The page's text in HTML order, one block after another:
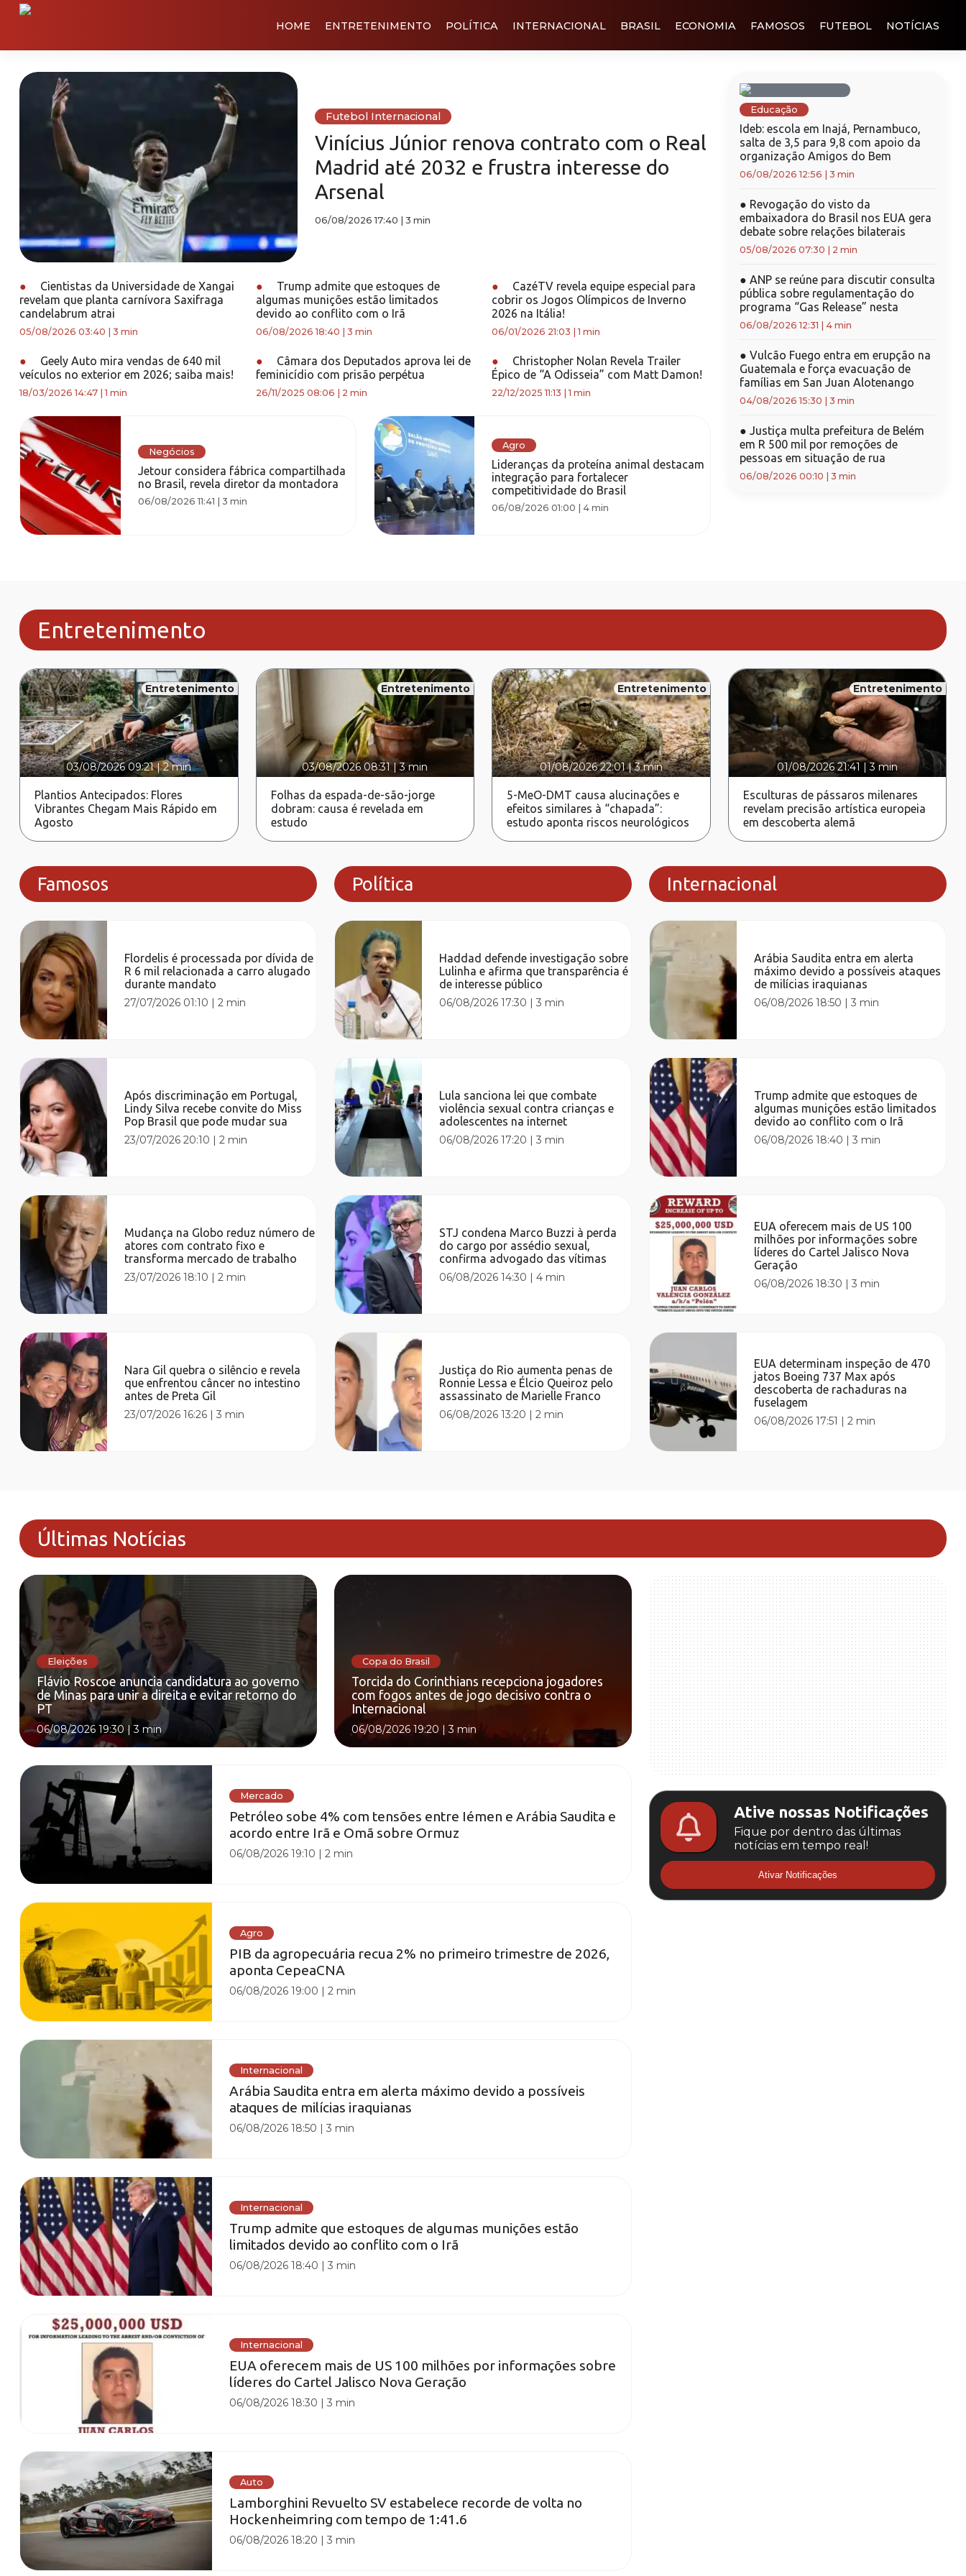
HOME ENTRETENIMENTO POLÍTICA INTERNACIONAL BRASIL ECONOMIA FAMOSOS FUTEBOL NOTÍCIAS
Futebol Internacional
Vinícius Júnior renova contrato com o Real
Madrid até 2032 e frustra interesse do
Arsenal
06/08/2026 17:40 3 min
●
Cientistas da Universidade de Xangai
revelam que planta carnívora Saxifraga
candelabrum atrai
05/08/2026 03:40 3 min
●
Trump admite que estoques de
algumas munições estão limitados
devido ao conflito com o Irã
06/08/2026 18:40 3 min
●
CazéTV revela equipe especial para
cobrir os Jogos Olímpicos de Inverno
2026 na Itália!
06/01/2026 21:03 |1 min
●
Geely Auto mira vendas de 640 mil
veículos no exterior em 2026; saiba mais!
18/03/2026 14:47 |1 min
●
Câmara dos Deputados aprova lei de
feminicídio com prisão perpétua
26/11/2025 08:06 2 min
●
Christopher Nolan Revela Trailer
Épico de “A Odisseia” com Matt Damon!
22/12/2025 11:13 |1 min
Negócios
Jetour considera fábrica compartilhada
no Brasil, revela diretor da montadora
06/08/2026 11:41 | 3 min
Agro
Lideranças da proteína animal destacam
integração para fortalecer
competitividade do Brasil
06/08/2026 01:00 |4 min
Educação
Ideb: escola em Inajá, Pernambuco,
salta de 3,5 para 9,8 com apoio da
organização Amigos do Bem
06/08/2026 12:56 3 min
● Revogação do visto da
embaixadora do Brasil nos EUA gera
debate sobre relações bilaterais
05/08/2026 07:30 2 min
● ANP se reúne para discutir consulta
pública sobre regulamentação do
programa “Gas Release” nesta
06/08/2026 12:31 4 min
● Vulcão Fuego entra em erupção na
Guatemala e força evacuação de
famílias em San Juan Alotenango
04/08/2026 15:30 3 min
● Justiça multa prefeitura de Belém
em R 500 mil por remoções de
pessoas em situação de rua
06/08/2026 00:10 3 min
Entretenimento
Entretenimento
03/08/2026 09:21|2 min
Plantios Antecipados: Flores
Vibrantes Chegam Mais Rápido em
Agosto
Entretenimento
03/08/2026 08:31|3 min
Folhas da espada-de-são-jorge
dobram: causa é revelada em
estudo
Entretenimento
01/08/2026 22:01|3 min
5-MeO-DMT causa alucinações e
efeitos similares à “chapada”:
estudo aponta riscos neurológicos
Entretenimento
01/08/2026 21:41 |3 min
Esculturas de pássaros milenares
revelam precisão artística europeia
em descoberta alemã
Famosos
Flordelis é processada por dívida de
R 6 mil relacionada a carro alugado
durante mandato
27/07/2026 01:10 |2 min
Após discriminação em Portugal,
Lindy Silva recebe convite do Miss
Pop Brasil que pode mudar sua
23/07/2026 20:10 |2 min
Mudança na Globo reduz número de
atores com contrato fixo e
transforma mercado de trabalho
23/07/2026 18:10 |2 min
Nara Gil quebra o silêncio e revela
que enfrentou câncer no intestino
antes de Preta Gil
23/07/2026 16:26 |3 min
Política
Haddad defende investigação sobre
Lulinha e afirma que transparência é
de interesse público
06/08/2026 17:30 |3 min
Lula sanciona lei que combate
violência sexual contra crianças e
adolescentes na internet
06/08/2026 17:20 |3 min
STJ condena Marco Buzzi à perda
do cargo por assédio sexual,
confirma advogado das vítimas
06/08/2026 14:30 |4 min
Justiça do Rio aumenta penas de
Ronnie Lessa e Élcio Queiroz pelo
assassinato de Marielle Franco
06/08/2026 13:20 |2 min
Internacional
Arábia Saudita entra em alerta
máximo devido a possíveis ataques
de milícias iraquianas
06/08/2026 18:50 |3 min
Trump admite que estoques de
algumas munições estão limitados
devido ao conflito com o Irã
06/08/2026 18:40 |3 min
EUA oferecem mais de US 100
milhões por informações sobre
líderes do Cartel Jalisco Nova
Geração
06/08/2026 18:30 |3 min
EUA determinam inspeção de 470
jatos Boeing 737 Max após
descoberta de rachaduras na
fuselagem
06/08/2026 17:51 |2 min
Últimas Notícias
Eleições
Flávio Roscoe anuncia candidatura ao governo
de Minas para unir a direita e evitar retorno do
PT
06/08/2026 19:30 |3 min
Copa do Brasil
Torcida do Corinthians recepciona jogadores
com fogos antes de jogo decisivo contra o
Internacional
06/08/2026 19:20 |3 min
Mercado
Petróleo sobe 4% com tensões entre Iémen e Arábia Saudita e
acordo entre Irã e Omã sobre Ormuz
06/08/2026 19:10 |2 min
Agro
PIB da agropecuária recua 2% no primeiro trimestre de 2026,
aponta CepeaCNA
06/08/2026 19:00 |2 min
Internacional
Arábia Saudita entra em alerta máximo devido a possíveis
ataques de milícias iraquianas
06/08/2026 18:50 |3 min
Internacional
Trump admite que estoques de algumas munições estão
limitados devido ao conflito com o Irã
06/08/2026 18:40 |3 min
Internacional
EUA oferecem mais de US 100 milhões por informações sobre
líderes do Cartel Jalisco Nova Geração
06/08/2026 18:30 |3 min
Auto
Lamborghini Revuelto SV estabelece recorde de volta no
Hockenheimring com tempo de 1:41.6
06/08/2026 18:20 |3 min
Ative nossas Notificações
Fique por dentro das últimas
notícias em tempo real!
Ativar Notificações